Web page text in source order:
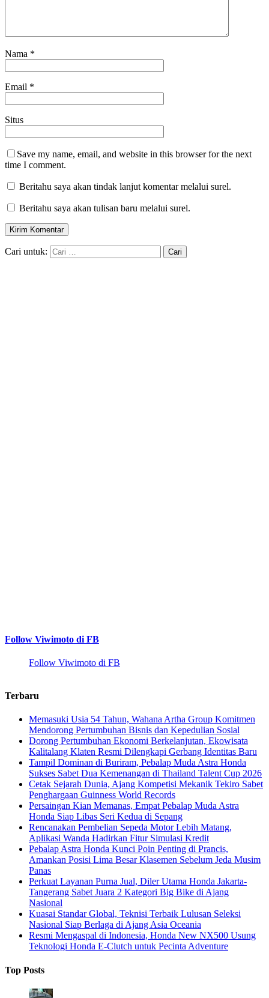
Nama *
Email *
Situs
Save my name, email, and website in this browser for the next
time I comment.
Beritahu saya akan tindak lanjut komentar melalui surel.
Beritahu saya akan tulisan baru melalui surel.
Cari untuk:
Follow Viwimoto di FB
Follow Viwimoto di FB
Terbaru
Memasuki Usia 54 Tahun, Wahana Artha Group Komitmen
Mendorong Pertumbuhan Bisnis dan Kepedulian Sosial
Dorong Pertumbuhan Ekonomi Berkelanjutan, Ekowisata
Kalitalang Klaten Resmi Dilengkapi Gerbang Identitas Baru
Tampil Dominan di Buriram, Pebalap Muda Astra Honda
Sukses Sabet Dua Kemenangan di Thailand Talent Cup 2026
Cetak Sejarah Dunia, Ajang Kompetisi Mekanik Tekiro Sabet
Penghargaan Guinness World Records
Persaingan Kian Memanas, Empat Pebalap Muda Astra
Honda Siap Libas Seri Kedua di Sepang
Rencanakan Pembelian Sepeda Motor Lebih Matang,
Aplikasi Wanda Hadirkan Fitur Simulasi Kredit
Pebalap Astra Honda Kunci Poin Penting di Prancis,
Amankan Posisi Lima Besar Klasemen Sebelum Jeda Musim
Panas
Perkuat Layanan Purna Jual, Diler Utama Honda Jakarta-
Tangerang Sabet Juara 2 Kategori Big Bike di Ajang
Nasional
Kuasai Standar Global, Teknisi Terbaik Lulusan Seleksi
Nasional Siap Berlaga di Ajang Asia Oceania
Resmi Mengaspal di Indonesia, Honda New NX500 Usung
Teknologi Honda E-Clutch untuk Pecinta Adventure
Top Posts